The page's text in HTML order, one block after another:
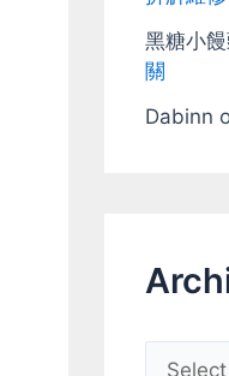
黑糖小
關
Dabinn